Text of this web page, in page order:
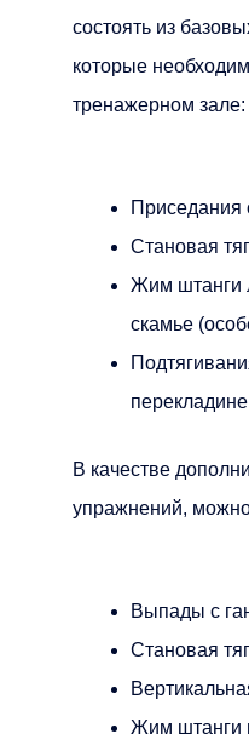
состоять из
которые
тренажерном зале:
Приседания
Становая
Жим штанги
скамье
В качестве
упражнений,
Выпады с
Становая
Жим штанги